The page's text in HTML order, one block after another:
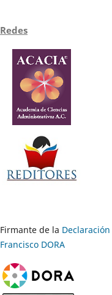
Redes
Firmante de la Declaración
Francisco DORA